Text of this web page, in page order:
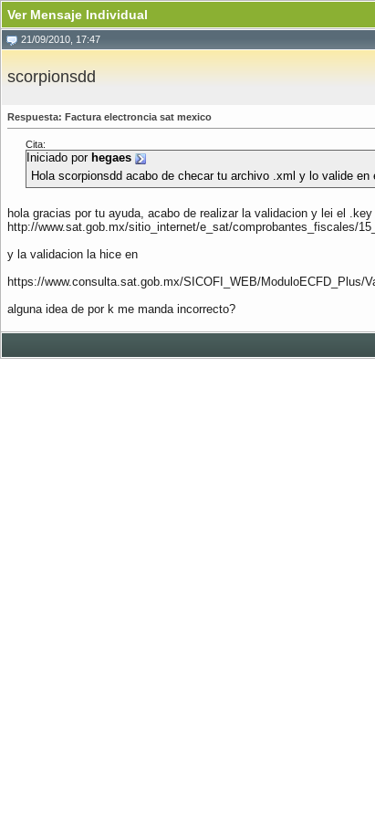
Ver Mensaje Individual
21/09/2010, 17:47
scorpionsdd
Respuesta: Factura electroncia sat mexico
Cita:
Iniciado por hegaes
Hola scorpionsdd acabo de checar tu archivo .xml y lo valide
hola gracias por tu ayuda, acabo de realizar la validacion y lei el
http://www.sat.gob.mx/sitio_internet/e_sat/comprobantes_fiscales/
y la validacion la hice en
https://www.consulta.sat.gob.mx/SICOFI_WEB/ModuloECFD_Plus/
alguna idea de por k me manda incorrecto?